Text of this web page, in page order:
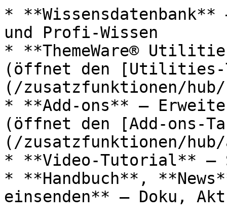
*
und Profi-Wissen
* **ThemeWare®
(öffnet den [Utilities-
(/zusatzfunktionen/
* **Add-ons** —
(öffnet den [Add-ons-
(/zusatzfunktionen/hub/
* **Video-Tutorial**
* **Handbuch**,
einsenden** — Doku,